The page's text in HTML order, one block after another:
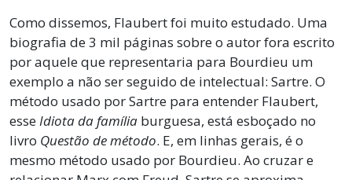
Como dissemos, Flaubert foi muito estudado. Uma
biografia de 3 mil páginas sobre o autor fora escrito
por aquele que representaria para Bourdieu um
exemplo a não ser seguido de intelectual: Sartre. O
método usado por Sartre para entender Flaubert,
esseIdiota da família burguesa, está esboçado no
livro Questão de método. E, em linhas gerais, é o
mesmo método usado por Bourdieu. Ao cruzar e